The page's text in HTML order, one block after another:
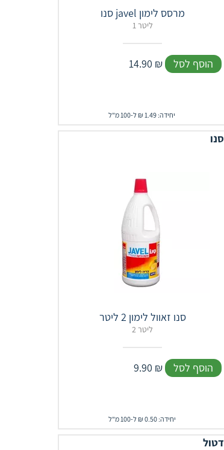
סנו javel מרסס לימון
1 ליטר
14.90 ₪ הוסף לסל
יחידה: 1.49 ₪ ל-100 מ"ל
סנו
סנו זאוול לימון 2 ליטר
2 ליטר
9.90 ₪ הוסף לסל
יחידה: 0.50 ₪ ל-100 מ"ל
דטול